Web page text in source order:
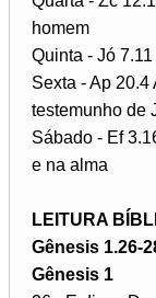
homem
Quinta - Jó
Sexta - Ap
testemunho de
Sábado - Ef
e na alma
LEITURA
Gênesis 1.26-
Gênesis 1